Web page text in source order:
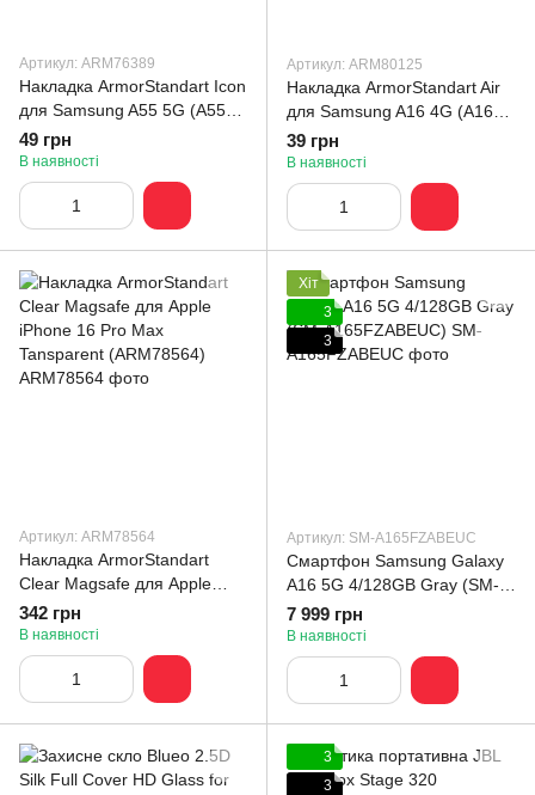
Артикул: ARM76389
Накладка ArmorStandart Icon
для Samsung A55 5G (A556)
Camera cover Black
(ARM76389)
49 грн
В наявності
Артикул: ARM80125
Накладка ArmorStandart Air
для Samsung A16 4G (A165)
Camera cover Clear
(ARM80125)
39 грн
В наявності
Артикул: ARM78564
Накладка ArmorStandart
Clear Magsafe для Apple
iPhone 16 Pro Max
Tansparent (ARM78564)
342 грн
В наявності
Хіт
3
3
Артикул: SM-A165FZABEUC
Смартфон Samsung Galaxy
A16 5G 4/128GB Gray (SM-
A165FZABEUC)
7 999 грн
В наявності
3
3